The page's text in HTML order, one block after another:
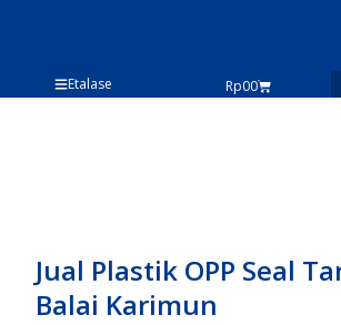
Etalase Rp00
Cart
Jual Plastik OPP Seal
Balai Karimun